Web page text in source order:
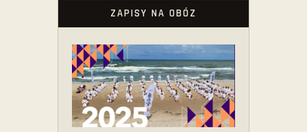
ZAPISY NA OBÓZ